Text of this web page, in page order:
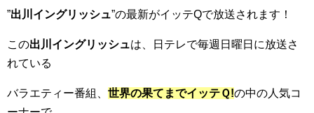
”出川イングリッシュ”の最新がイッテQで放送されます！
この出川イングリッシュは、日テレで毎週日曜日に放送さ
れている
バラエティー番組、 世界の果てまでイッテＱ!の中の人気コ